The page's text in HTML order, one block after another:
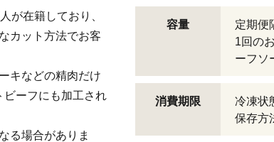
が在籍しており、
カット方法でお客
キなどの精肉だけ
ビーフにも加工され
る場合がありま
容量
定期
1回の
ーフソ
消費期限
冷凍状
保存方